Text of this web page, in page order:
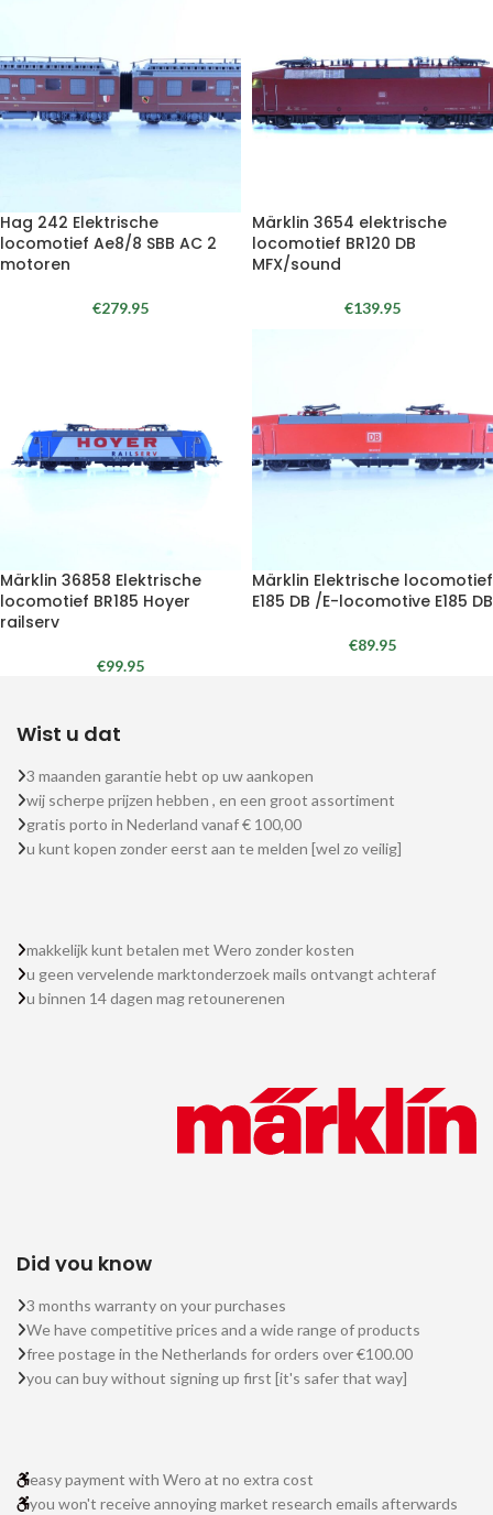
Hag 242 Elektrische
locomotief Ae8/8 SBB AC 2
motoren
€279.95
Märklin 3654 elektrische
locomotief BR120 DB
MFX/sound
€139.95
Märklin 36858 Elektrische
locomotief BR185 Hoyer
railserv
€99.95
Märklin Elektrische locomotief
E185 DB /E-locomotive E185 DB
€89.95
Wist u dat
3 maanden garantie hebt op uw aankopen
wij scherpe prijzen hebben , en een groot assortiment
gratis porto in Nederland vanaf € 100,00
u kunt kopen zonder eerst aan te melden [wel zo veilig]
makkelijk kunt betalen met Wero zonder kosten
u geen vervelende marktonderzoek mails ontvangt achteraf
u binnen 14 dagen mag retounerenen
Did you know
3 months warranty on your purchases
We have competitive prices and a wide range of products
free postage in the Netherlands for orders over €100.00
you can buy without signing up first [it's safer that way]
easy payment with Wero at no extra cost
you won't receive annoying market research emails afterwards